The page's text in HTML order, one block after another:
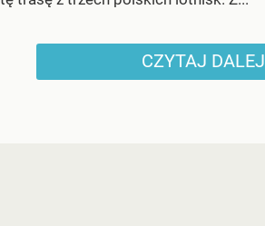
CZYTAJ DALEJ